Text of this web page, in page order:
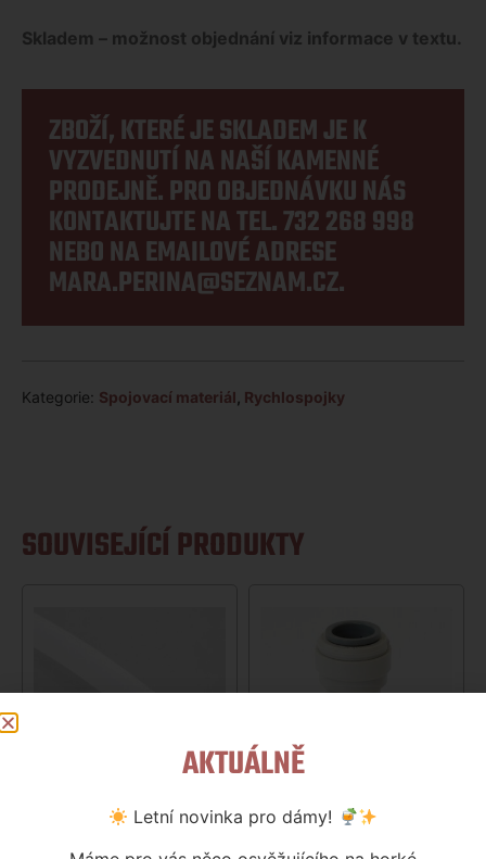
Skladem – možnost objednání viz informace v textu.
ZBOŽÍ, KTERÉ JE SKLADEM JE K
VYZVEDNUTÍ NA NAŠÍ KAMENNÉ
PRODEJNĚ. PRO OBJEDNÁVKU NÁS
KONTAKTUJTE NA TEL.732 268 998
NEBO NA EMAILOVÉ ADRESE
MARA.PERINA@SEZNAM.CZ.
Kategorie: Spojovací materiál Rychlospojky
SOUVISEJÍCÍ PRODUKTY
HADICE 9,5 X 12,7MM – 1M JG F3/4 X 12,7MM
AKTUÁLNĚ
Letní novinka pro dámy!